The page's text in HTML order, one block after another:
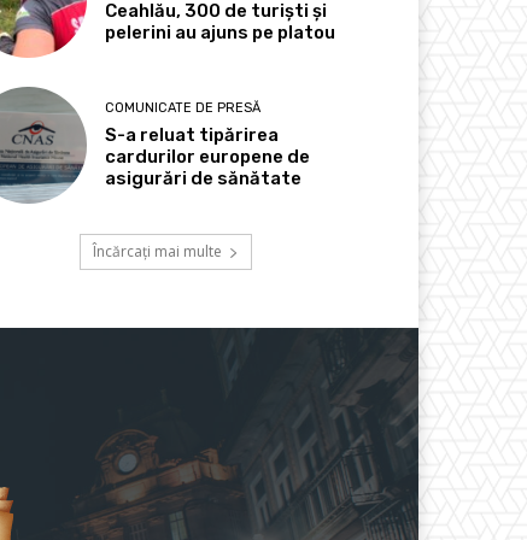
Ceahlău, 300 de turiști și
pelerini au ajuns pe platou
COMUNICATE DE PRESĂ
S-a reluat tipărirea
cardurilor europene de
asigurări de sănătate
Încărcați mai multe